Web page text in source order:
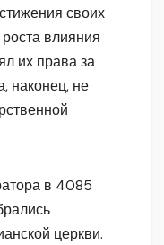
своих
влияния
их права за
наконец, не
в 4085
церкви.